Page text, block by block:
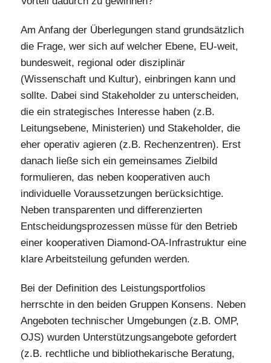
Am Anfang der Überlegungen stand grundsätzlich
die Frage, wer sich auf welcher Ebene, EU-weit,
bundesweit, regional oder disziplinär
(Wissenschaft und Kultur), einbringen kann und
sollte. Dabei sind Stakeholder zu unterscheiden,
die ein strategisches Interesse haben (z.B.
Leitungsebene, Ministerien) und Stakeholder, die
eher operativ agieren (z.B. Rechenzentren). Erst
danach ließe sich ein gemeinsames Zielbild
formulieren, das neben kooperativen auch
individuelle Voraussetzungen berücksichtige.
Neben transparenten und differenzierten
Entscheidungsprozessen müsse für den Betrieb
einer kooperativen Diamond-OA-Infrastruktur eine
klare Arbeitsteilung gefunden werden.
Bei der Definition des Leistungsportfolios
herrschte in den beiden Gruppen Konsens. Neben
Angeboten technischer Umgebungen (z.B. OMP,
OJS) wurden Unterstützungsangebote gefordert
(z.B. rechtliche und bibliothekarische Beratung,